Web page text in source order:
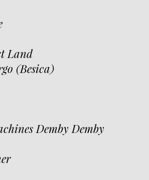
Land
(Besica)
Demby Demby